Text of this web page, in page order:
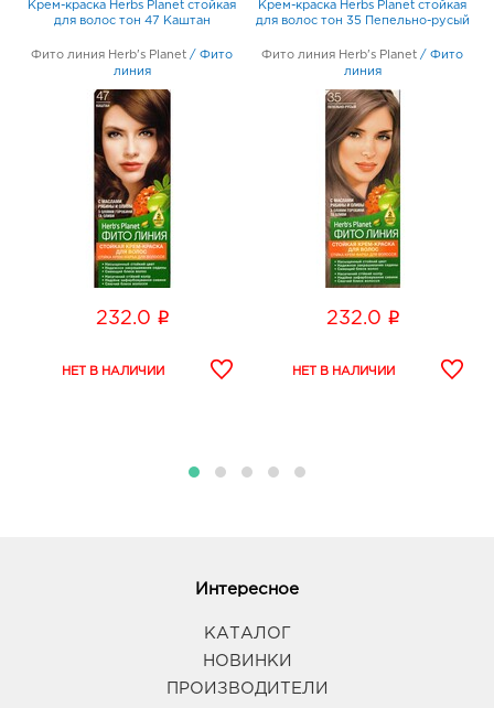
Крем-краска Herbs Planet стойкая
для волос тон 47 Каштан
Фито линия Herb's Planet / Фито
линия
232.0 i
Крем-краска Herbs Planet стойкая
для волос тон 35 Пепельно-русый
Фито линия Herb's Planet / Фито
линия
232.0 i
Интересное
КАТАЛОГ
НОВИНКИ
ПРОИЗВОДИТЕЛИ